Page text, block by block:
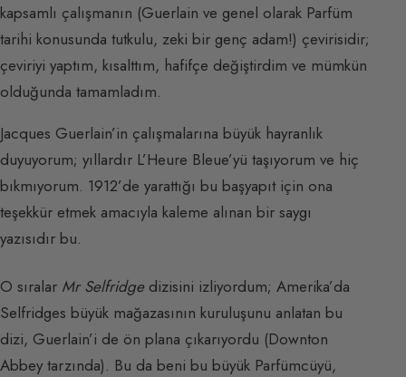
kapsamlı çalışmanın (Guerlain ve genel olarak Parfüm
tarihi konusunda tutkulu, zeki bir genç adam!) çevirisidir;
çeviriyi yaptım, kısalttım, hafifçe değiştirdim ve mümkün
olduğunda tamamladım.
Jacques Guerlain’in çalışmalarına büyük hayranlık
duyuyorum; yıllardır L’Heure Bleue’yü taşıyorum ve hiç
bıkmıyorum. 1912’de yarattığı bu başyapıt için ona
teşekkür etmek amacıyla kaleme alınan bir saygı
yazısıdır bu.
O sıralar Mr Selfridgedizisini izliyordum; Amerika’da
Selfridges büyük mağazasının kuruluşunu anlatan bu
dizi, Guerlain’i de ön plana çıkarıyordu (Downton
Abbey tarzında). Bu da beni bu büyük Parfümcüyü,